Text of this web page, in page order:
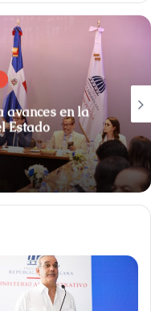
avances en la
Estado